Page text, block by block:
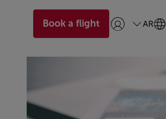
AR تسجيل الدخول | انضم)
Book a flight